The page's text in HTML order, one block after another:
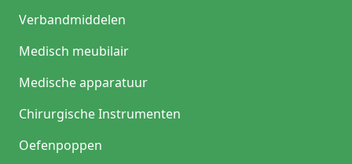
Verbandmiddelen
Medisch meubilair
Medische apparatuur
Chirurgische Instrumenten
Oefenpoppen